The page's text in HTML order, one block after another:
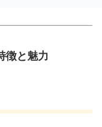
徴と魅力